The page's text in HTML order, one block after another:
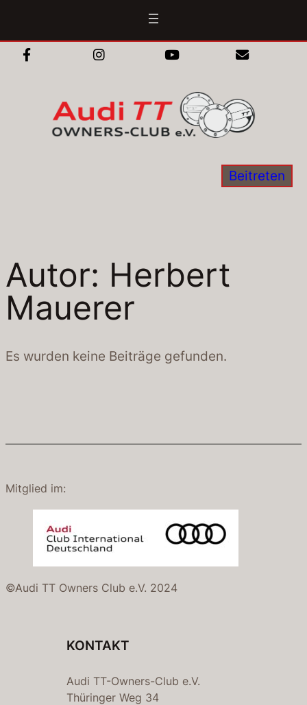
springen
Beitreten
Autor: Herbert
Mauerer
Es wurden keine Beiträge gefunden.
Mitglied im:
©Audi TT Owners Club e.V. 2024
KONTAKT
Audi TT-Owners-Club e.V.
Thüringer Weg 34